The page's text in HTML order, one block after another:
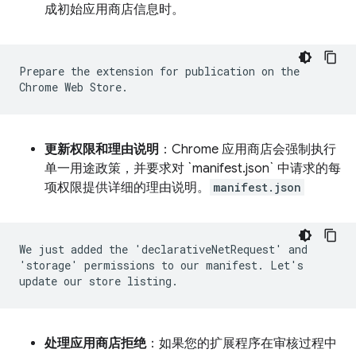
成初始应用商店信息时。
Prepare the extension for publication on the
Chrome Web Store.
更新权限和理由说明 ：Chrome 应用商店会强制执行
单一用途政策，并要求对 `manifest.json` 中请求的每
项权限提供详细的理由说明。
manifest.json
We just added the 'declarativeNetRequest' and
'storage' permissions to our manifest. Let's
update our store listing.
处理应用商店拒绝：如果您的扩展程序在审核过程中